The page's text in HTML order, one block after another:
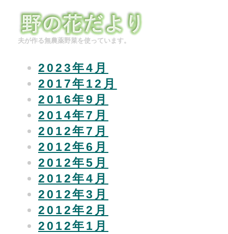
夫が作る無農薬野菜を使っています。
2023年4月
2017年12月
2016年9月
2014年7月
2012年7月
2012年6月
2012年5月
2012年4月
2012年3月
2012年2月
2012年1月